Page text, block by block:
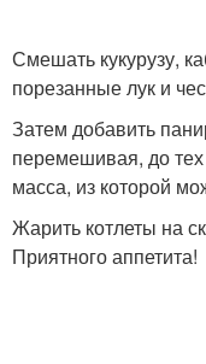
Смешать кукурузу,
порезанные лук и
Затем добавить
перемешивая, до тех
масса, из которой
Жарить котлеты на
Приятного аппетита!